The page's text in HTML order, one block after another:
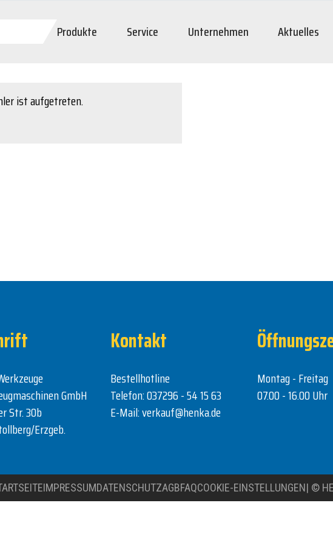
Produkte Service Unternehmen Aktuelles
ist aufgetreten.
GmbH
Str. 30b
Erzgeb.
Kontakt
Bestellhotline
Telefon:037296 - 54 15 63
E-Mail:verkauf@henka.de
Montag - Freitag
07.00 - 16.00 Uhr
IMPRESSUMDATENSCHUTZAGBFAQCOOKIE-EINSTELLUNGEN| ©